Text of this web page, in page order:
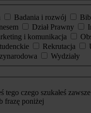
Badania i rozwój
Dział Prawny
i komunikacja
Rekrutacja
Wydziały
tego czego szukałeś
frazę poniżej